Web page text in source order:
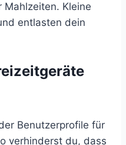
Kleine
entlasten dein
Benutzerprofile für
verhinderst du, dass